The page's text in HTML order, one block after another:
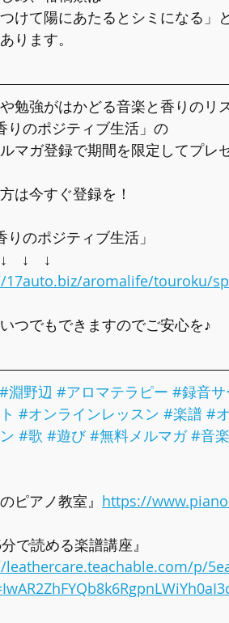
つけて陽にあたるとシミになる」
ります。
や勉強がはかどる音楽と香りのリ
りのポジティブ生活」の
マガ登録で期間を限定してプレ
は今すぐ登録を！
りのポジティブ生活」
　↓　↓
17auto.biz/aromalife/touroku/
つでもできますのでご安心を♪
#淵野辺 #アロマテラピー #録音サ
#オンラインレッスン #楽譜 #
#歌 #遊び #無料メルマガ #音楽
ピアノ教室』 https://
分で読める楽譜講座』
p/